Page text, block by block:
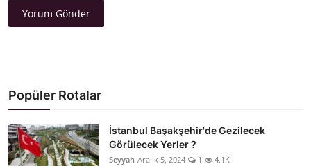
Yorum Gönder
Popüler Rotalar
İstanbul Başakşehir'de Gezilecek
Görülecek Yerler ?
Seyyah Aralık 5, 2024 1 4.1K